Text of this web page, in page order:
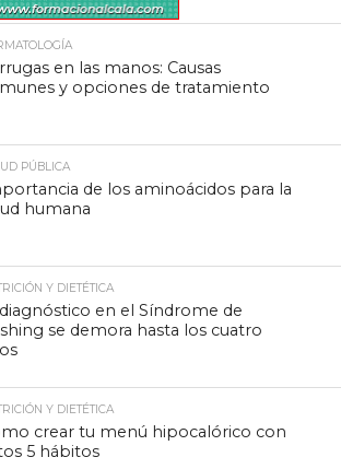
en las manos: Causas
y opciones de tratamiento
PÚBLICA
de los aminoácidos para la
humana
Y DIETÉTICA
en el Síndrome de
se demora hasta los cuatro
Y DIETÉTICA
crear tu menú hipocalórico con
5 hábitos